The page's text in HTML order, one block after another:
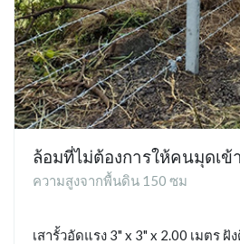
ล้อมที่ไม่ต้องการให้คนมุดเข้
ความสูงจากพื้นดิน 150 ซม
เสารั้วอัดแรง 3" x 3" x 2.00 เมตร ฝั